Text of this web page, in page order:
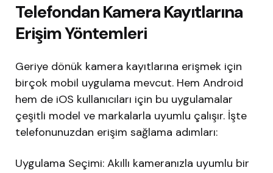
Telefondan Kamera Kayıtlarına
Erişim Yöntemleri
Geriye dönük kamera kayıtlarına erişmek için
birçok mobil uygulama mevcut. Hem Android
hem de iOS kullanıcıları için bu uygulamalar
çeşitli model ve markalarla uyumlu çalışır. İşte
telefonunuzdan erişim sağlama adımları:
Uygulama Seçimi: Akıllı kameranızla uyumlu bir